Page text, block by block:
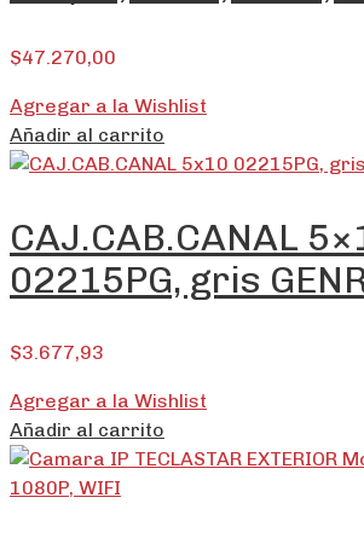
$47.270,00
Agregar a la Wishlist
Añadir al carrito
CAJ.CAB.CANAL
02215PG, gris
$3.677,93
Agregar a la Wishlist
Añadir al carrito